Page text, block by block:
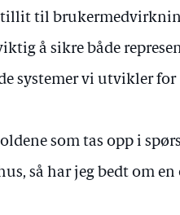
tillit til
å sikre både
systemer vi utvikler for
som tas opp i
så har jeg bedt om